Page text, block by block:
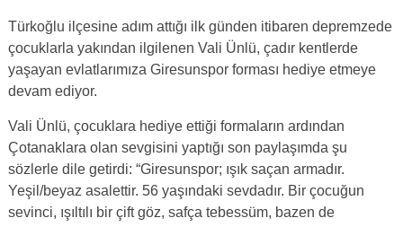
Türkoğlu ilçesine adım attığı ilk günden itibaren depremzede
çocuklarla yakından ilgilenen Vali Ünlü, çadır kentlerde
yaşayan evlatlarımıza Giresunspor forması hediye etmeye
devam ediyor.
Vali Ünlü, çocuklara hediye ettiği formaların ardından
Çotanaklara olan sevgisini yaptığı son paylaşımda şu
sözlerle dile getirdi: “Giresunspor; ışık saçan armadır.
Yeşil/beyaz asalettir. 56 yaşındaki sevdadır. Bir çocuğun
sevinci, ışıltılı bir çift göz, safça tebessüm, bazen de